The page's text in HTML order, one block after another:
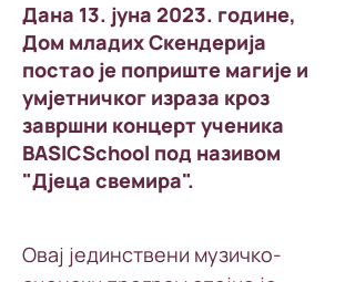
Дана 13. јуна 2023. године,
Дом младих Скендерија
постао је поприште магије и
умјетничког израза кроз
завршни концерт ученика
BASICSchool под називом
"Дјеца свемира".
Овај јединствени музичко-